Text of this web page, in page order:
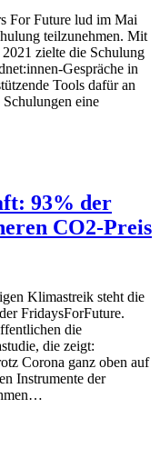
For Future lud im Mai
teilzunehmen. Mit
zielte die Schulung
Gespräche in
Tools dafür an
eine
93% der
CO2-Preis
Klimastreik steht die
FridaysForFuture.
die
die zeigt:
Corona ganz oben auf
Instrumente der